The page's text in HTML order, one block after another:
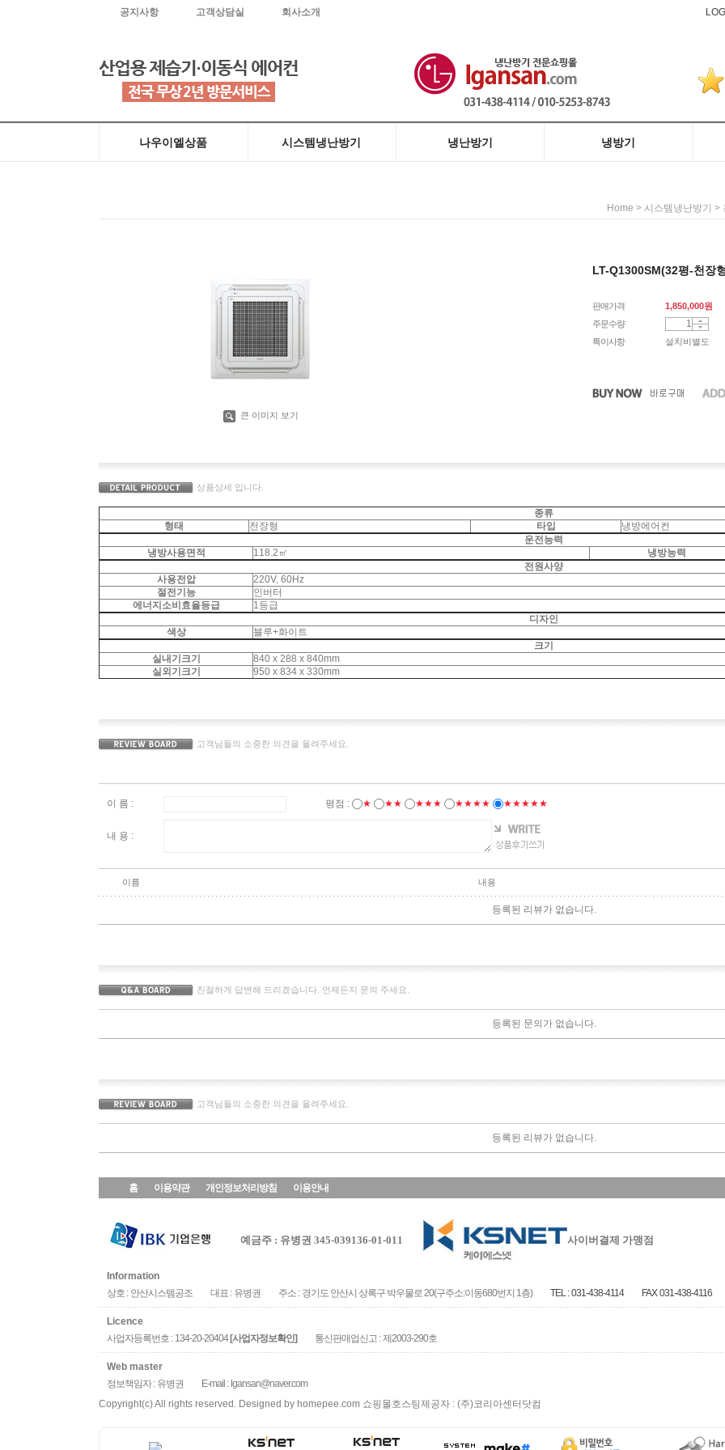
공지사항 고객상담실 회사소개
나우이엘상품 시스템냉난방기 냉난방기 냉방기
Home > 시스템냉난방기 >
큰 이미지 보기
LT-Q1300SM(32평-천장
판매가격 1,850,000원
주문수량
특이사항
설치비별도
상품상세 입니다.
종류
형태
천장형 타입
냉방에어컨
운전능력
냉방사용면적
118.2㎡
냉방능력
전원사양
사용전압
220V, 60Hz
절전기능
인버터
에너지소비효율등급
1등급
디자인
색상
블루+화이트
크기
실내기크기
840 x 288 x 840mm
실외기크기
950 x 834 x 330mm
고객님들의 소중한 의견을 올려주세요.
이 름 : 평점 : ★ ★★ ★★★ ★★★★ ★★★★★
내 용 :
이름 내용
등록된 리뷰가 없습니다.
친절하게 답변해 드리겠습니다. 언제든지 문의 주세요.
등록된 문의가 없습니다.
고객님들의 소중한 의견을 올려주세요.
등록된 리뷰가 없습니다.
홈 이용약관 개인정보처리방침 이용안내
예금주 : 유병권 345-039136-01-011 사이버결제 가맹점
Information
상호 : 안산시스템공조 대표 : 유병권 주소 : 경기도 안산시 상록구 박우물로 20(구주소:이동680번지 1층) TEL : 031-438-4114 FAX 031-438-4116
Licence
사업자등록번호 : 134-20-20404 [사업자정보확인] 통신판매업신고 : 제2003-290호
Web master
정보책임자 : 유병권 E-mail : lgansan@naver.com
Copyright(c) All rights reserved. Designed by homepee.com 쇼핑몰호스팅제공자 : (주)코리아센터닷컴